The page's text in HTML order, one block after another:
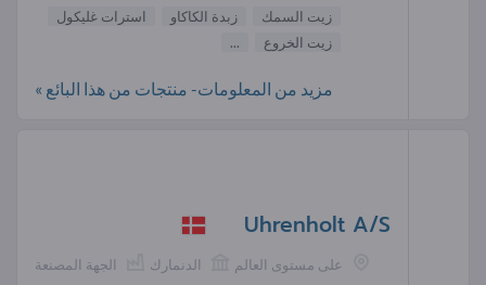
زيت السمك
زبدة الكاكاو
استرات غليكول
زيت الخروع
...
مزيد من المعلومات- منتجات من هذا البائع »
Uhrenholt A/S
الجهة المصنعة الدنمارك على مستوى العالم